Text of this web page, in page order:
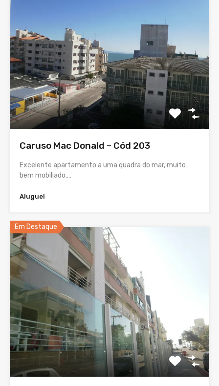
Caruso Mac Donald – Cód 203
Excelente apartamento a uma quadra do mar, muito
bem mobiliado.…
Aluguel
Em Destaque